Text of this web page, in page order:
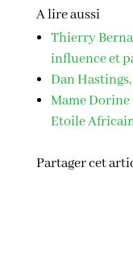
A lire aussi
Thierry
influence et
Dan
Mame
Etoile
Partager cet